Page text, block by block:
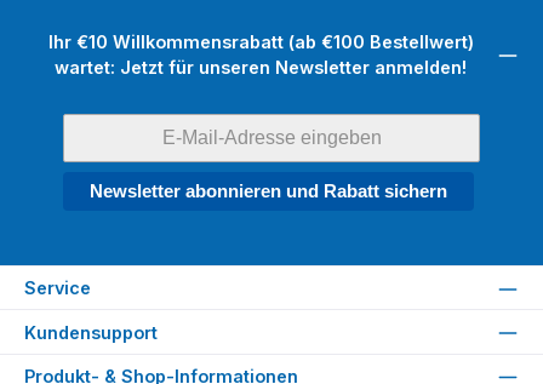
Ihr €10 Willkommensrabatt (ab €100 Bestellwert)
wartet: Jetzt für unseren Newsletter anmelden!
Newsletter abonnieren und Rabatt sichern
Service
Kundensupport
Produkt- & Shop-Informationen